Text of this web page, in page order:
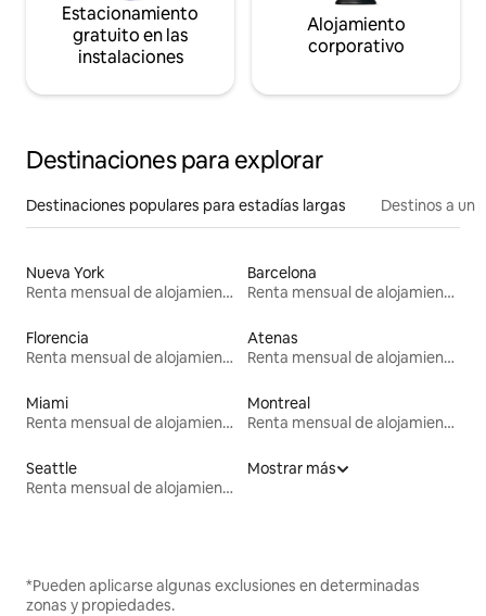
Estacionamiento
gratuito en las
instalaciones
Alojamiento
corporativo
Destinaciones para explorar
Destinaciones populares para estadías largas Destinos a un
Nueva York
Renta mensual de alojamientos
Barcelona
Renta mensual de alojamientos
Florencia
Renta mensual de alojamientos
Atenas
Renta mensual de alojamientos
Miami
Renta mensual de alojamientos
Montreal
Renta mensual de alojamientos
Seattle
Renta mensual de alojamientos
Mostrar más
*Pueden aplicarse algunas exclusiones en determinadas
zonas y propiedades.